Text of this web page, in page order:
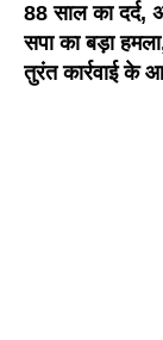
88 साल का दर्द,
सपा का बड़ा
तुरंत कार्रवाई के